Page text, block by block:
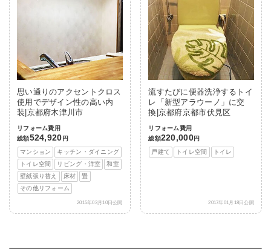
思い通りのアクセントクロス
使用でデザイン性の高い内
装|京都府木津川市
リフォーム費用
総額524,920 円
マンション
キッチン・ダイニング
トイレ空間
リビング・洋室
和室
壁紙張り替え
床材
畳
その他リフォーム
2015年03月10日公開
流すたびに便器洗浄するトイ
レ「新型アラウーノ」に交
換|京都府京都市伏見区
リフォーム費用
総額220,000円
戸建て
トイレ空間 トイレ
2017年01月18日公開